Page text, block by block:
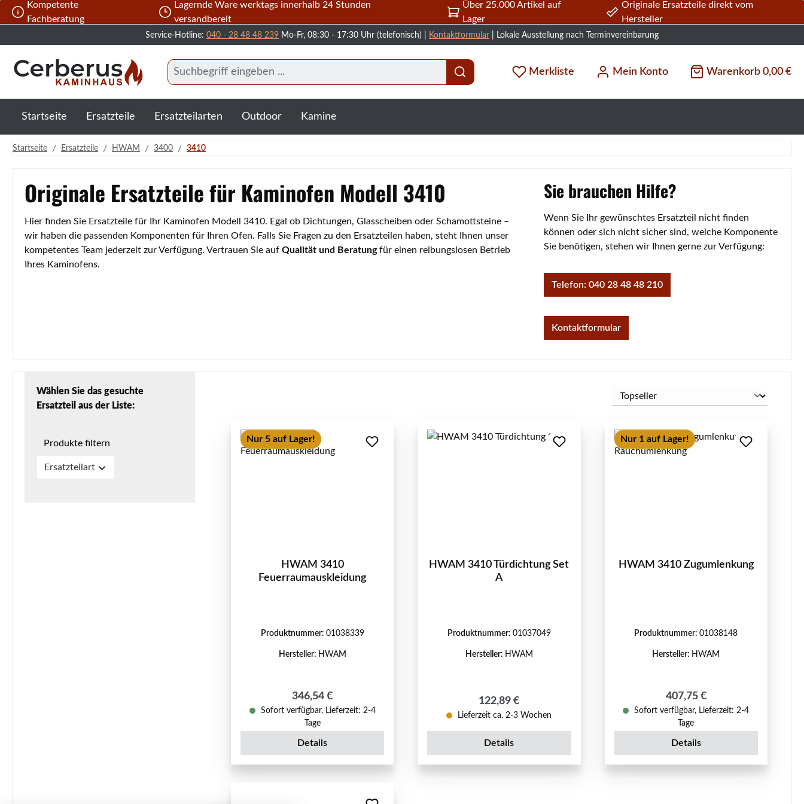
Hauptinhalt springen
Zur Suche springen
Zur Hauptnavigation springen
Kompetente
Fachberatung
Lagernde Ware werktags innerhalb 24 Stunden
versandbereit
Über 25.000 Artikel auf
Lager
Originale Ersatzteile direkt vom
Hersteller
Service-Hotline: 040 - 28 48 48 239 Mo-Fr, 08:30 - 17:30 Uhr (telefonisch) | Kontaktformular | Lokale Ausstellung nach Terminvereinbarung
Merkliste Mein Konto Warenkorb 0,00 €
Startseite Ersatzteile Ersatzteilarten Outdoor Kamine
Startseite / Ersatzteile / HWAM / 3400 / 3410
Originale Ersatzteile für Kaminofen Modell 3410
Hier finden Sie Ersatzteile für Ihr Kaminofen Modell 3410. Egal ob Dichtungen, Glasscheiben oder Schamottsteine –
wir haben die passenden Komponenten für Ihren Ofen. Falls Sie Fragen zu den Ersatzteilen haben, steht Ihnen unser
kompetentes Team jederzeit zur Verfügung. Vertrauen Sie auf Qualität und Beratungfür einen reibungslosen Betrieb
Ihres Kaminofens.
Sie brauchen Hilfe?
Wenn Sie Ihr gewünschtes Ersatzteil nicht finden
können oder sich nicht sicher sind, welche Komponente
Sie benötigen, stehen wir Ihnen gerne zur Verfügung:
Telefon: 040 28 48 48 210
Kontaktformular
Wählen Sie das gesuchte
Ersatzteil aus der Liste:
Produkte filtern
Ersatzteilart
Nur 5 auf Lager!
HWAM 3410
Feuerraumauskleidung
Produktnummer: 01038339
Hersteller: HWAM
Regulärer Preis:
346,54 €
Sofort verfügbar, Lieferzeit: 2-4
Tage
Details
HWAM 3410 Türdichtung Set
A
Produktnummer: 01037049
Hersteller: HWAM
Regulärer Preis:
122,89 €
Lieferzeit ca. 2-3 Wochen
Details
Nur 1 auf Lager!
HWAM 3410 Zugumlenkung
Produktnummer:01038148
Hersteller: HWAM
Regulärer Preis:
407,75 €
Sofort verfügbar, Lieferzeit: 2-4
Tage
Details